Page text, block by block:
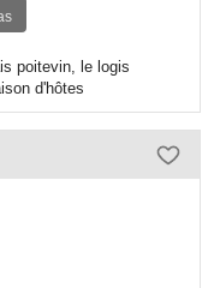
poitevin, le logis
d'hôtes